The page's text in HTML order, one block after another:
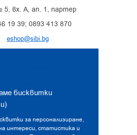
бисквитки
за персонализиране,
интереси, статистика и
5, вх. А, ап. 1, партер
19 39; 0893 413 870
eshop@sibi.bg